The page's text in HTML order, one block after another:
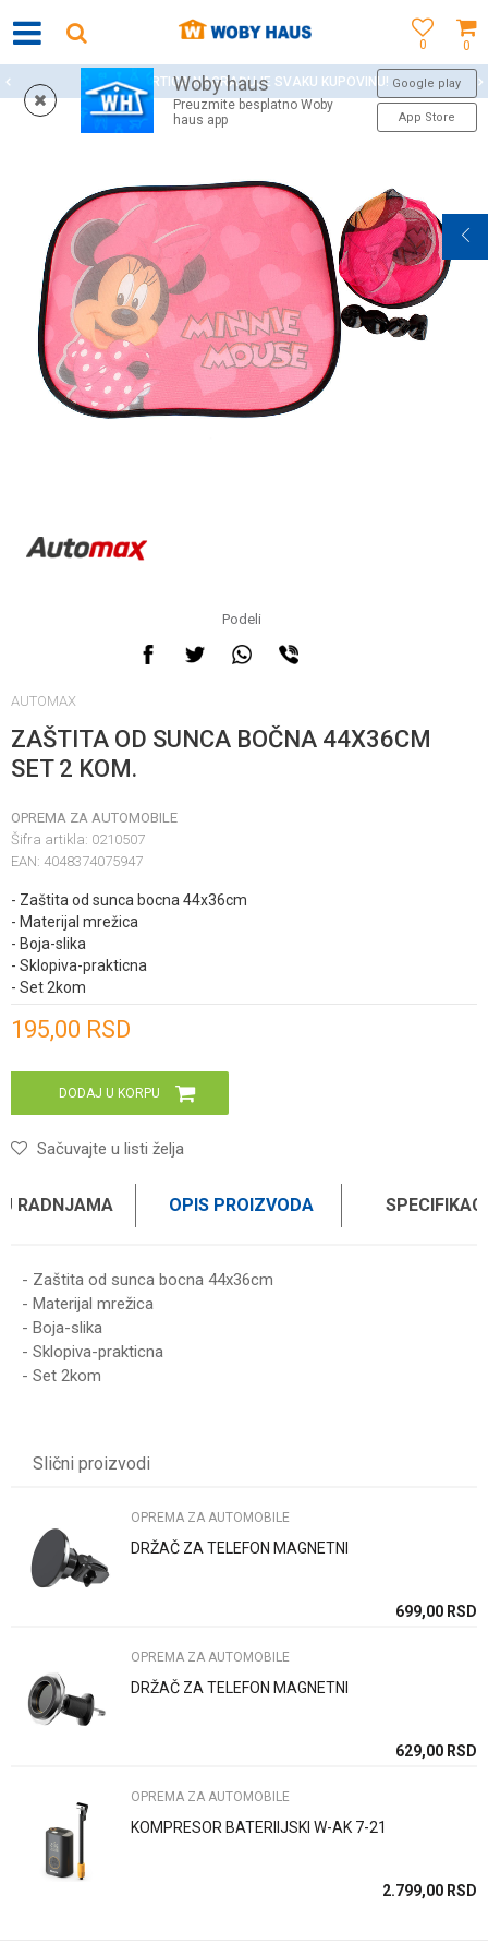
0
0
Woby haus
Preuzmite besplatno Woby
haus app
Google play
App Store
WOBY KARTICA NAGRAĐUJE SVAKU KUPOVINU!
Podeli
AUTOMAX
ZAŠTITA OD SUNCA BOČNA 44X36CM
SET 2 KOM.
OPREMA ZA AUTOMOBILE
Šifra artikla: 0210507
EAN: 4048374075947
- Zaštita od sunca bocna 44x36cm
- Materijal mrežica
- Boja-slika
- Sklopiva-prakticna
- Set 2kom
195,00 RSD
DODAJ U KORPU
Sačuvajte u listi želja
RADNJAMA OPIS PROIZVODA
- Zaštita od sunca bocna 44x36cm
- Materijal mrežica
- Boja-slika
- Sklopiva-prakticna
- Set 2kom
Poruka
Anti-spam zaštita - izračunajte koliko je 6 - 1 :
POŠALJI
Slični proizvodi
OPREMA ZA AUTOMOBILE
DRŽAČ ZA TELEFON MAGNETNI
699,00 RSD
OPREMA ZA AUTOMOBILE
DRŽAČ ZA TELEFON MAGNETNI
629,00 RSD
OPREMA ZA AUTOMOBILE
KOMPRESOR BATERIIJSKI W-AK 7-21
2.799,00 RSD